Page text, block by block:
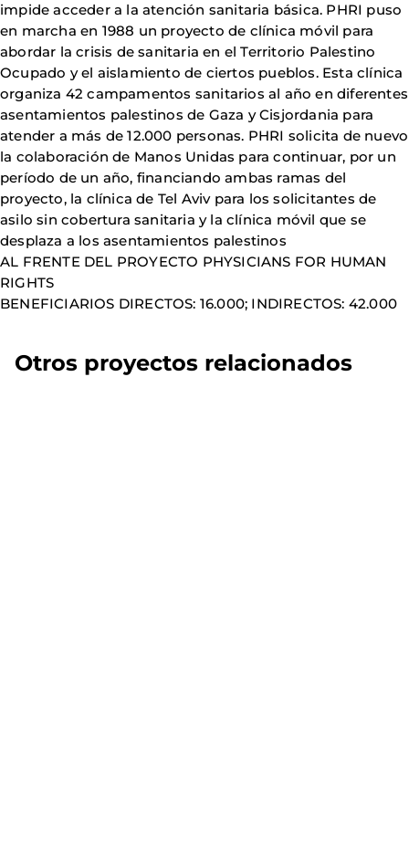
impide acceder a la atención sanitaria básica. PHRI puso
en marcha en 1988 un proyecto de clínica móvil para
abordar la crisis de sanitaria en el Territorio Palestino
Ocupado y el aislamiento de ciertos pueblos. Esta clínica
organiza 42 campamentos sanitarios al año en diferentes
asentamientos palestinos de Gaza y Cisjordania para
atender a más de 12.000 personas. PHRI solicita de nuevo
la colaboración de Manos Unidas para continuar, por un
período de un año, financiando ambas ramas del
proyecto, la clínica de Tel Aviv para los solicitantes de
asilo sin cobertura sanitaria y la clínica móvil que se
desplaza a los asentamientos palestinos
AL FRENTE DEL PROYECTO PHYSICIANS FOR HUMAN
RIGHTS
BENEFICIARIOS DIRECTOS: 16.000; INDIRECTOS: 42.000
Otros proyectos relacionados